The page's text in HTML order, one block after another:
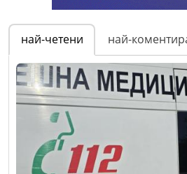
най-четени най-